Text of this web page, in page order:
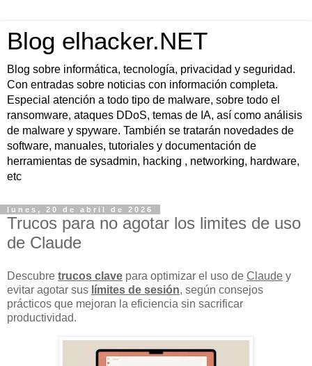
Blog elhacker.NET
Blog sobre informática, tecnología, privacidad y seguridad.
Con entradas sobre noticias con información completa.
Especial atención a todo tipo de malware, sobre todo el
ransomware, ataques DDoS, temas de IA, así como análisis
de malware y spyware. También se tratarán novedades de
software, manuales, tutoriales y documentación de
herramientas de sysadmin, hacking , networking, hardware,
etc
lunes, 20 de abril de 2026
Trucos para no agotar los limites de uso
de Claude
Descubre trucos clave para optimizar el uso de Claude y
evitar agotar sus límites de sesión, según consejos
prácticos que mejoran la eficiencia sin sacrificar
productividad.